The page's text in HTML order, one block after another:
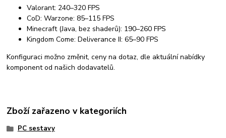
Valorant: 240–320 FPS
CoD: Warzone: 85–115 FPS
Minecraft (Java, bez shaderů): 190–260 FPS
Kingdom Come: Deliverance II: 65–90 FPS
Konfiguraci možno změnit, ceny na dotaz, dle aktuální nabídky
komponent od našich dodavatelů.
Zboží zařazeno v kategoriích
PC sestavy